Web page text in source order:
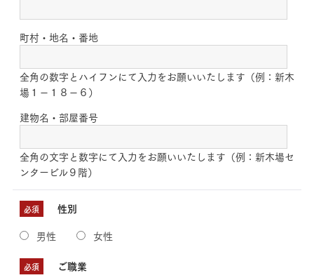
町村・地名・番地
全角の数字とハイフンにて入力をお願いいたします（例：新木
場１－１８－６）
建物名・部屋番号
全角の文字と数字にて入力をお願いいたします（例：新木場セ
ンタービル９階）
必須 性別
男性 女性
必須 ご職業